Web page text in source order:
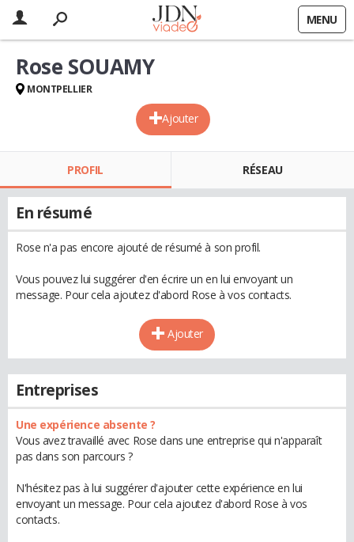
MENU
Ajouter
Rose SOUAMY
MONTPELLIER
PROFIL RÉSEAU
En résumé
Rose n'a pas encore ajouté de résumé à son profil.
Vous pouvez lui suggérer d'en écrire un en lui envoyant un
message. Pour cela ajoutez d'abord Rose à vos contacts.
Ajouter
Entreprises
Une expérience absente ?
Vous avez travaillé avec Rose dans une entreprise qui n'apparaît
pas dans son parcours ?
N'hésitez pas à lui suggérer d'ajouter cette expérience en lui
envoyant un message. Pour cela ajoutez d'abord Rose à vos
contacts.